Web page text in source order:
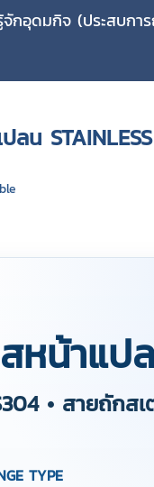
จักอุดมกิจ (ประสบก
STAINLESS
หน้าแป
• สายถักส
TYPE